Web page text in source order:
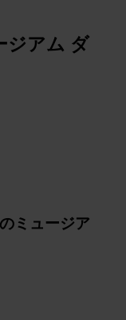
ジアム ダ
ミュージア